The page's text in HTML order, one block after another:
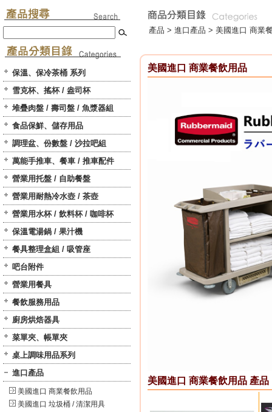
保溫、保冷茶桶 系列
雪克杯、搖杯 / 盎司杯
堆疊肉盤 / 壽司盤 / 魚漿器組
食品保鮮、儲存用品
調理盆、份數盤 / 沙拉吧組
萬能手推車、餐車 / 推車配件
營業用托盤 / 自助餐盤
營業用耐熱冷水壺 / 茶壺
營業用水杯 / 飲料杯 / 咖啡杯
保溫電湯鍋 / 果汁機
餐具整理盒組 / 吸管座
吧台附件
營業用餐具
餐飲服務用品
廚房烘焙器具
菜單夾、帳單夾
桌上調味用品系列
進口產品
美國進口 商業餐飲用品
美國進口 垃圾桶 / 清潔用具
產品 > 進口產品 > 美國進口 商業
美國進口 商業餐飲用品
美國進口 商業餐飲用品 產品